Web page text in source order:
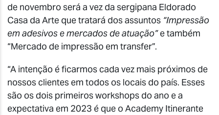
de novembro será a vez da sergipana Eldorado
Casa da Arte que tratará dos assuntos “Impressão
em adesivos e mercados de atuação”e também
“Mercado de impressão em transfer”.
“A intenção é ficarmos cada vez mais próximos de
nossos clientes em todos os locais do país. Esses
são os dois primeiros workshops do ano e a
expectativa em 2023 é que o Academy Itinerante